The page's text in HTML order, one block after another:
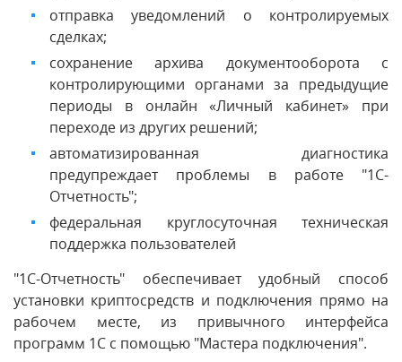
отправка уведомлений о контролируемых
сделках;
сохранение архива документооборота с
контролирующими органами за предыдущие
периоды в онлайн «Личный кабинет» при
переходе из других решений;
автоматизированная диагностика
предупреждает проблемы в работе "1С-
Отчетность";
федеральная круглосуточная техническая
поддержка пользователей
"1С-Отчетность" обеспечивает удобный способ
установки криптосредств и подключения прямо на
рабочем месте, из привычного интерфейса
программ 1С с помощью "Мастера подключения".